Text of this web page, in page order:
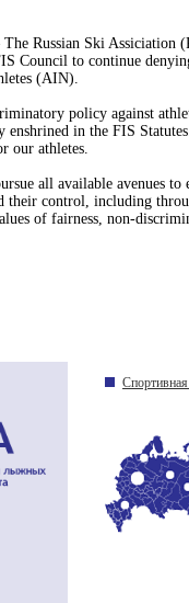
Russian Ski Assiciation
Council to continue
(AIN).
policy against
in the FIS
our athletes.
all available avenues to
their control, including
of fairness, non-